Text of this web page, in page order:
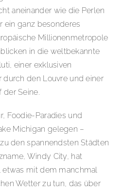
aneinander wie die Perlen
ein ganz besonderes
Millionenmetropole
in die weltbekannte
einer exklusiven
durch den Louvre und einer
der Seine.
Foodie-Paradies und
Michigan gelegen –
den spannendsten Städten
Windy City, hat
etwas mit dem manchmal
Wetter zu tun, das über